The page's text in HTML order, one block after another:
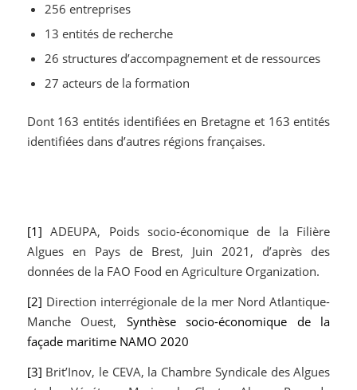
256 entreprises
13 entités de recherche
26 structures d’accompagnement et de ressources
27 acteurs de la formation
Dont 163 entités identifiées en Bretagne et 163 entités
identifiées dans d’autres régions françaises.
[1] ADEUPA, Poids socio-économique de la Filière
Algues en Pays de Brest, Juin 2021, d’après des
données de la FAO Food en Agriculture Organization.
[2] Direction interrégionale de la mer Nord Atlantique-
Manche Ouest, Synthèse socio-économique de la
façade maritime NAMO 2020
[3] Brit’Inov, le CEVA, la Chambre Syndicale des Algues